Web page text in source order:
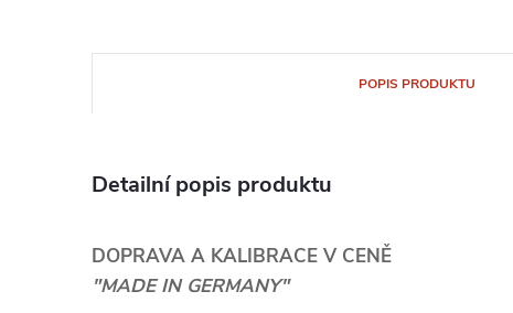
POPIS PRODUKTU
Detailní popis produktu
DOPRAVA A KALIBRACE V CENĚ
"MADE IN GERMANY"